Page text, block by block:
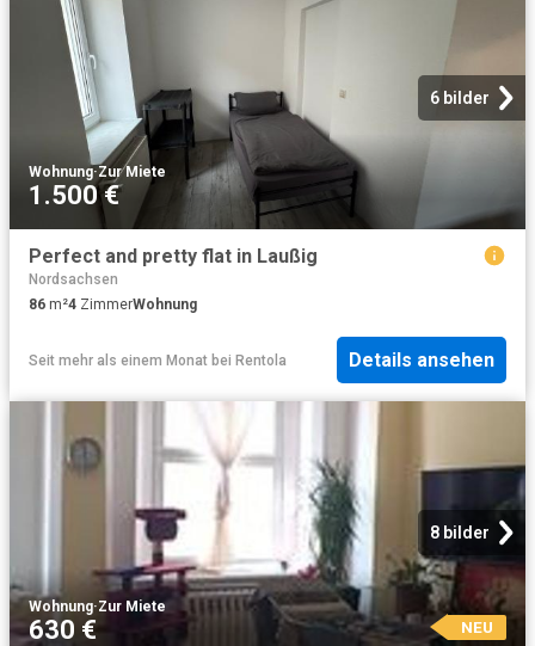
6 bilder
Wohnung·Zur Miete
1.500 €
Perfect and pretty flat in Laußig
Nordsachsen
86 m²4 ZimmerWohnung
Seit mehr als einem Monat bei Rentola Details ansehen
8 bilder
Wohnung·Zur Miete
630 € NEU